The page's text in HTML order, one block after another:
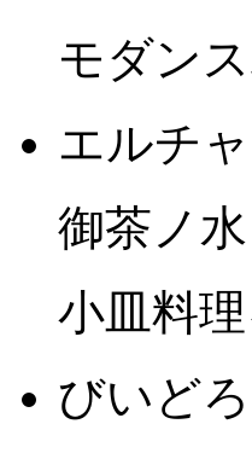
モダン
エルチ
御茶ノ水
小皿料
びいど